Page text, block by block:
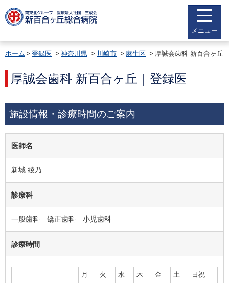
メニュー
ホーム 登録医 神奈川県 川崎市 麻生区 厚誠会歯科 新百合ヶ丘
厚誠会歯科 新百合ヶ丘｜登録医
施設情報・診療時間のご案内
医師名
新城 綾乃
診療科
一般歯科 矯正歯科 小児歯科
診療時間
月 火 水 木 金 土
日祝